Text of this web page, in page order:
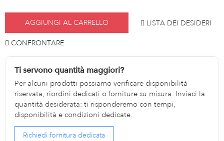
AGGIUNGI AL CARRELLO LISTA DEI DESIDERI
CONFRONTARE
Ti servono quantità maggiori?
Per alcuni prodotti possiamo verificare disponibilità
riservata, riordini dedicati o forniture su misura. Inviaci la
quantità desiderata: ti risponderemo con tempi,
disponibilità e condizioni dedicate.
Richiedi fornitura dedicata